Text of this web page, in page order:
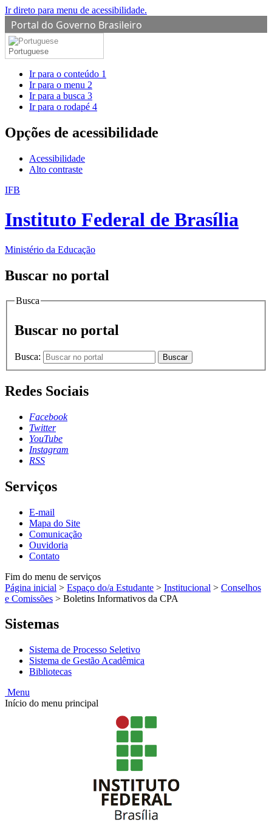
Ir direto para menu de acessibilidade.
Portal do Governo Brasileiro
Portuguese
Ir para o conteúdo 1
Ir para o menu 2
Ir para a busca 3
Ir para o rodapé 4
Opções de acessibilidade
Acessibilidade
Alto contraste
IFB
Instituto Federal de Brasília
Ministério da Educação
Buscar no portal
Busca
Buscar no portal
Busca: Buscar
Redes Sociais
Facebook
Twitter
YouTube
Instagram
RSS
Serviços
E-mail
Mapa do Site
Comunicação
Ouvidoria
Contato
Fim do menu de serviços
Página inicial > Espaço do/a Estudante > Institucional > Conselhos
e Comissões > Boletins Informativos da CPA
Sistemas
Sistema de Processo Seletivo
Sistema de Gestão Acadêmica
Bibliotecas
Menu
Início do menu principal